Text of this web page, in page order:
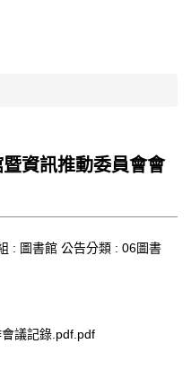
資訊推動委員會會
: 圖書館 公告分類 : 06圖書
議記錄.pdf.pdf